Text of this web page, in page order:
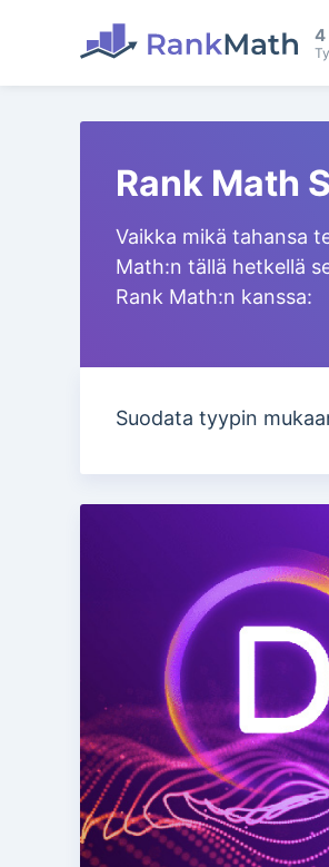
4
Rank Math
Vaikka mikä tahansa
Math:n tällä hetkellä
Rank Math:n kanssa:
Suodata tyypin